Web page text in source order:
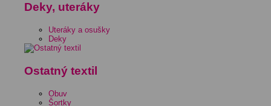
Deky, uteráky
Uteráky a osušky
Deky
Ostatný textil
Obuv
Šortky